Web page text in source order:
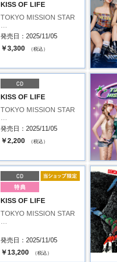
KISS OF LIFE
TOKYO MISSION STAR
発売日：2025/11/05
￥3,300 （税込）
KISS OF LIFE
TOKYO MISSION STAR
発売日：2025/11/05
￥2,200 （税込）
KISS OF LIFE
TOKYO MISSION STAR
発売日：2025/11/05
￥13,200 （税込）